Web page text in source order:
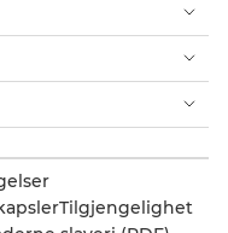
Tilgjengelighet